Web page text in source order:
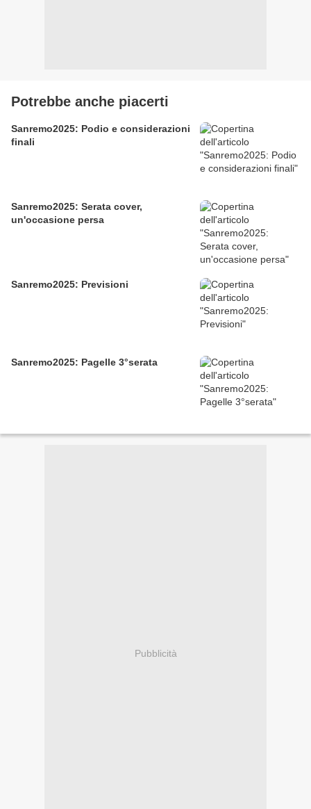
Potrebbe anche piacerti
Sanremo2025: Podio e considerazioni
finali
Sanremo2025: Serata cover,
un'occasione persa
Sanremo2025: Previsioni
Sanremo2025: Pagelle 3°serata
Pubblicità